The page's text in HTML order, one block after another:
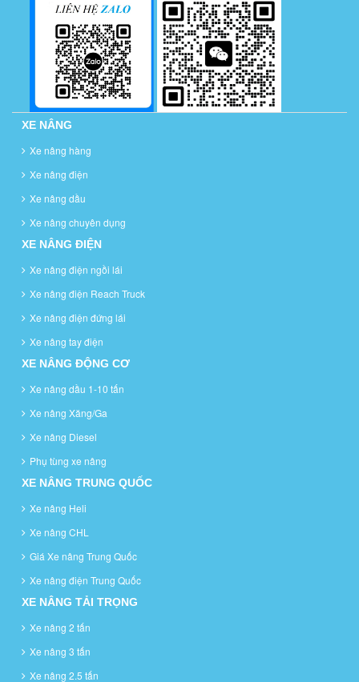
XE NÂNG
Xe nâng hàng
Xe nâng điện
Xe nâng dầu
Xe nâng chuyên dụng
XE NÂNG ĐIỆN
Xe nâng điện ngồi lái
Xe nâng điện Reach Truck
Xe nâng điện đứng lái
Xe nâng tay điện
XE NÂNG ĐỘNG CƠ
Xe nâng dầu 1-10 tấn
Xe nâng Xăng/Ga
Xe nâng Diesel
Phụ tùng xe nâng
XE NÂNG TRUNG QUỐC
Xe nâng Heli
Xe nâng CHL
Giá Xe nâng Trung Quốc
Xe nâng điện Trung Quốc
XE NÂNG TẢI TRỌNG
Xe nâng 2 tấn
Xe nâng 3 tấn
Xe nâng 2.5 tấn